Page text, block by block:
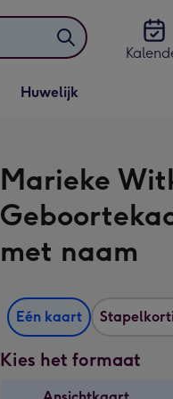
Vervolgkeuzelijst
Huwelijk openen
Huwelijk
Marieke
met naam
Eén kaart
Kies het formaat